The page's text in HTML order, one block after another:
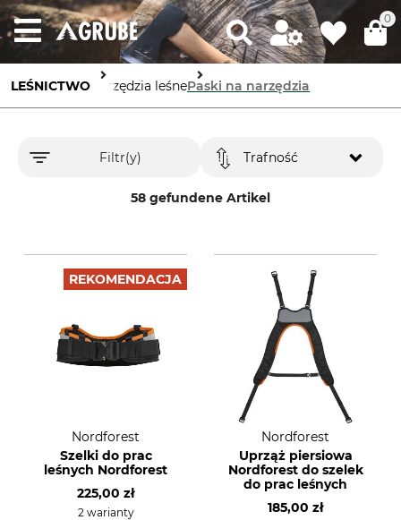
0
LEŚNICTWO Narzędzia leśnePaski na narzędzia
Filtr(y)
58 gefundene Artikel
Trafność
REKOMENDACJA
Nordforest
Szelki do prac
leśnych Nordforest
225,00 zł
2 warianty
Nordforest
Uprząż piersiowa
Nordforest do szelek
do prac leśnych
185,00 zł